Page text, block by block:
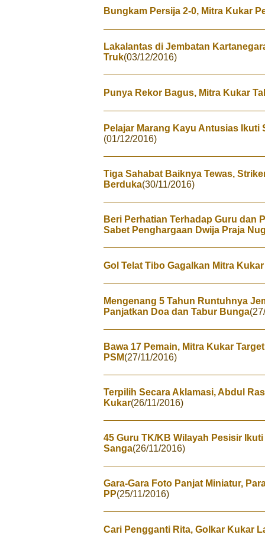
Bungkam Persija 2-0, Mitra Kukar
Lakalantas di Jembatan
Truk(03/12/2016)
Punya Rekor Bagus, Mitra Kukar
Pelajar Marang Kayu Antusias Ikuti
(01/12/2016)
Tiga Sahabat Baiknya Tewas,
Berduka(30/11/2016)
Beri Perhatian Terhadap Guru dan
Sabet Penghargaan Dwija Praja
Gol Telat Tibo Gagalkan Mitra
Mengenang 5 Tahun Runtuhnya
Panjatkan Doa dan Tabur Bunga
Bawa 17 Pemain, Mitra Kukar
PSM(27/11/2016)
Terpilih Secara Aklamasi, Abdul
Kukar(26/11/2016)
45 Guru TK/KB Wilayah Pesisir
Sanga(26/11/2016)
Gara-Gara Foto Panjat Miniatur,
PP(25/11/2016)
Cari Pengganti Rita, Golkar Kukar